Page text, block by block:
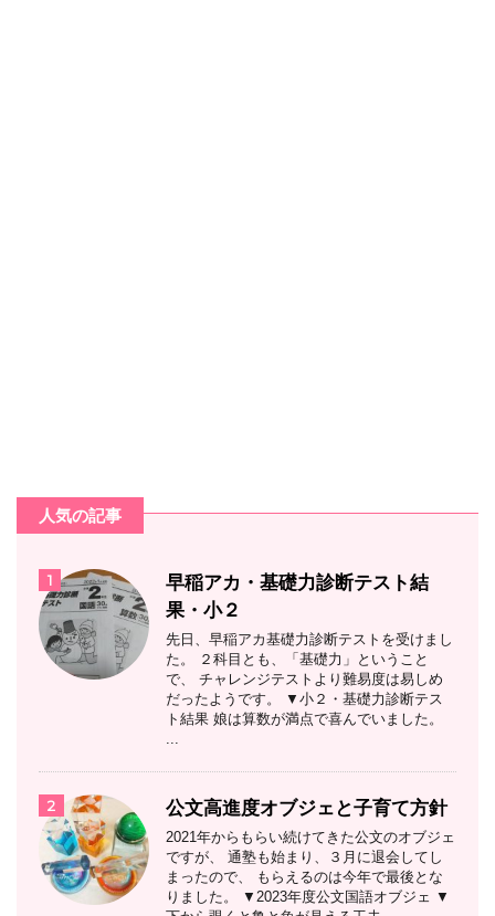
人気の記事
1
早稲アカ・基礎力診断テスト結
果・小２
先日、早稲アカ基礎力診断テストを受けまし
た。 ２科目とも、「基礎力」ということ
で、 チャレンジテストより難易度は易しめ
だったようです。 ▼小２・基礎力診断テス
ト結果 娘は算数が満点で喜んでいました。
...
2 公文高進度オブジェと子育て方針
2021年からもらい続けてきた公文のオブジェ
ですが、 通塾も始まり、３月に退会してし
まったので、 もらえるのは今年で最後とな
りました。 ▼2023年度公文国語オブジェ ▼